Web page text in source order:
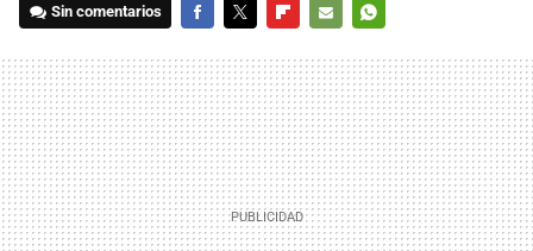
Sin comentarios
MAIL